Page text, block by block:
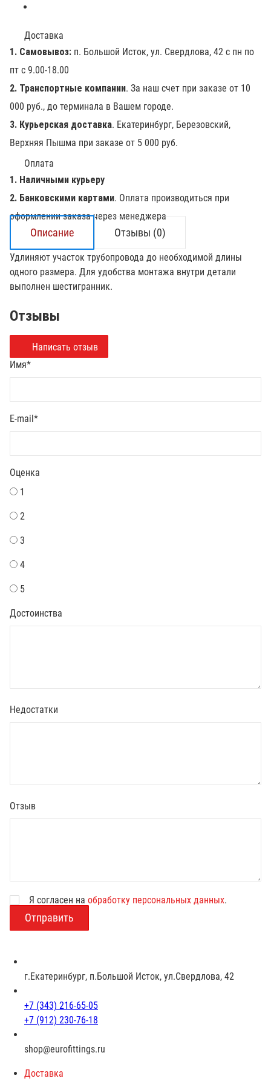
Доставка
1. Самовывоз: п. Большой Исток, ул. Свердлова, 42 с пн по
пт с 9.00-18.00
2. Транспортные компании. За наш счет при заказе от 10
000 руб., до терминала в Вашем городе.
3. Курьерская доставка. Екатеринбург, Березовский,
Верхняя Пышма при заказе от 5 000 руб.
Оплата
1. Наличными курьеру
2. Банковскими картами. Оплата производиться при
оформлении заказа через менеджера
Описание Отзывы (0)
Удлиняют участок трубопровода до необходимой длины
одного размера. Для удобства монтажа внутри детали
выполнен шестигранник.
Отзывы
Написать отзыв
Имя*
E-mail*
Оценка
1
2
3
4
5
Достоинства
Недостатки
Отзыв
з
Я согласен на обработку персональных данных.
г.Екатеринбург, п.Большой Исток, ул.Свердлова, 42
+7 (343) 216-65-05
+7 (912) 230-76-18
shop@eurofittings.ru
Доставка